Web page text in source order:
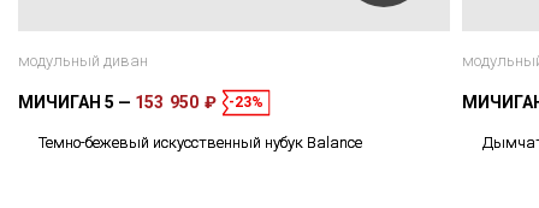
модульный диван
МИЧИГАН 5 153 950 ₽ -23%
Темно-бежевый искусственный нубук Balance